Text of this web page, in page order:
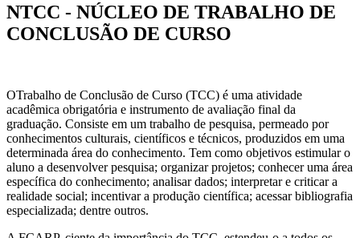
NTCC - NÚCLEO DE TRABALHO DE
CONCLUSÃO DE CURSO
OTrabalho de Conclusão de Curso (TCC) é uma atividade
acadêmica obrigatória e instrumento de avaliação final da
graduação. Consiste em um trabalho de pesquisa, permeado por
conhecimentos culturais, científicos e técnicos, produzidos em uma
determinada área do conhecimento. Tem como objetivos estimular o
aluno a desenvolver pesquisa; organizar projetos; conhecer uma área
específica do conhecimento; analisar dados; interpretar e criticar a
realidade social; incentivar a produção científica; acessar bibliografia
especializada; dentre outros.